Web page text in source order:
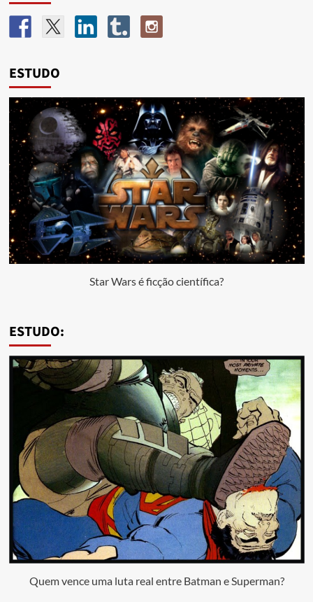
ESTUDO
Star Wars é ficção científica?
ESTUDO:
Quem vence uma luta real entre Batman e Superman?